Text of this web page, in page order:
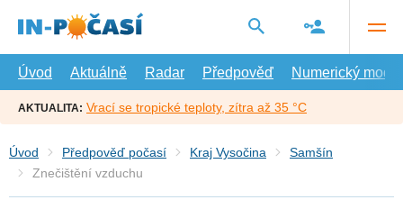
hlavní
Úvod
Aktuálně Radar Předpověď Numerický model
AKTUALITA: Vrací se tropické teploty, zítra až 35 °C
Úvod Předpověď počasí Kraj Vysočina
Samšín
Znečištění vzduchu